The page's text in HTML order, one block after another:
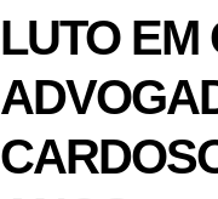
LUTO EM